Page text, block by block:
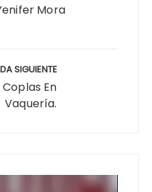
Mora
SIGUIENTE
En
Vaquería.